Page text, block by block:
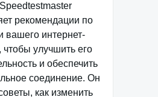
рекомендации по
вашего интернет-
чтобы улучшить его
и обеспечить
соединение. Он
как изменить